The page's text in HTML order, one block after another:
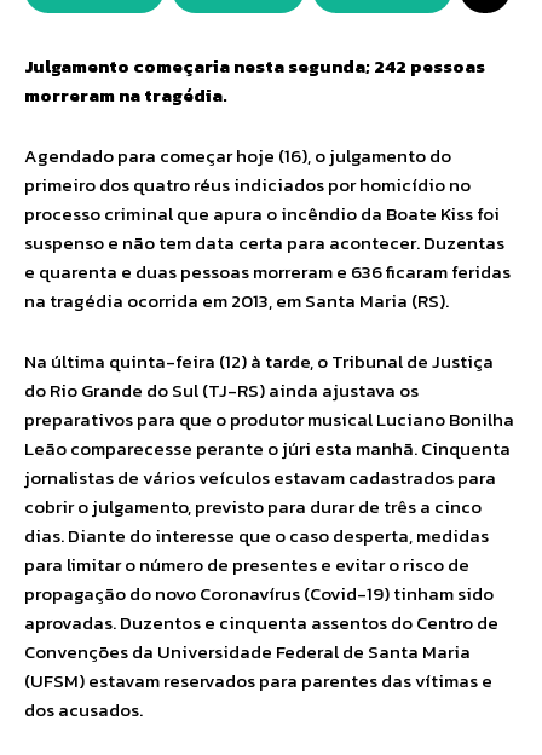
Julgamento começaria nesta segunda; 242 pessoas
morreram na tragédia.
Agendado para começar hoje (16), o julgamento do
primeiro dos quatro réus indiciados por homicídio no
processo criminal que apura o incêndio da Boate Kiss foi
suspenso e não tem data certa para acontecer. Duzentas
e quarenta e duas pessoas morreram e 636 ficaram feridas
na tragédia ocorrida em 2013, em Santa Maria (RS).
Na última quinta-feira (12) à tarde, o Tribunal de Justiça
do Rio Grande do Sul (TJ-RS) ainda ajustava os
preparativos para que o produtor musical Luciano Bonilha
Leão comparecesse perante o júri esta manhã. Cinquenta
jornalistas de vários veículos estavam cadastrados para
cobrir o julgamento, previsto para durar de três a cinco
dias. Diante do interesse que o caso desperta, medidas
para limitar o número de presentes e evitar o risco de
propagação do novo Coronavírus (Covid-19) tinham sido
aprovadas. Duzentos e cinquenta assentos do Centro de
Convenções da Universidade Federal de Santa Maria
(UFSM) estavam reservados para parentes das vítimas e
dos acusados.